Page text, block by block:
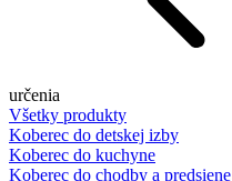
určenia
Všetky produkty
Koberec do detskej izby
Koberec do kuchyne
Koberec do chodby a predsiene